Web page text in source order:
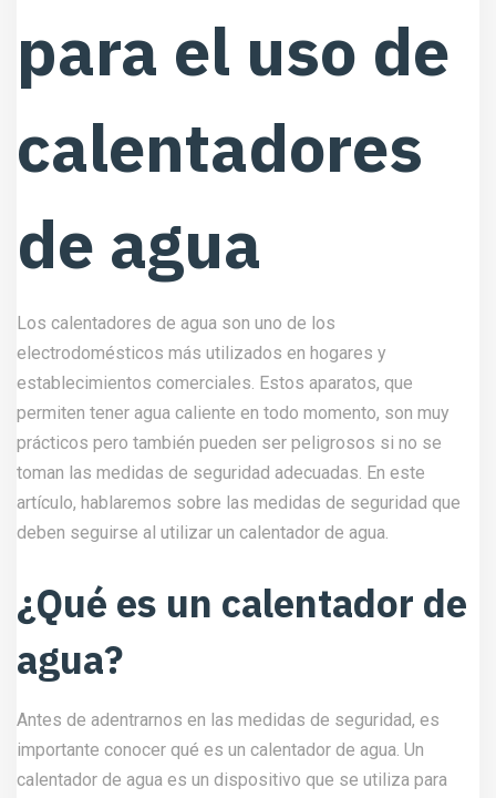
para el uso de
calentadores
de agua
Los calentadores de agua son uno de los
electrodomésticos más utilizados en hogares y
establecimientos comerciales. Estos aparatos, que
permiten tener agua caliente en todo momento, son muy
prácticos pero también pueden ser peligrosos si no se
toman las medidas de seguridad adecuadas. En este
artículo, hablaremos sobre las medidas de seguridad que
deben seguirse al utilizar un calentador de agua.
¿Qué es un calentador de
agua?
Antes de adentrarnos en las medidas de seguridad, es
importante conocer qué es un calentador de agua. Un
calentador de agua es un dispositivo que se utiliza para